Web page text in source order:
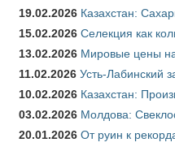
19.02.2026 Казахстан:
15.02.2026 Селекция как
13.02.2026 Мировые цены на
11.02.2026 Усть-Лабинский
10.02.2026 Казахстан:
03.02.2026 Молдова:
20.01.2026 От руин к